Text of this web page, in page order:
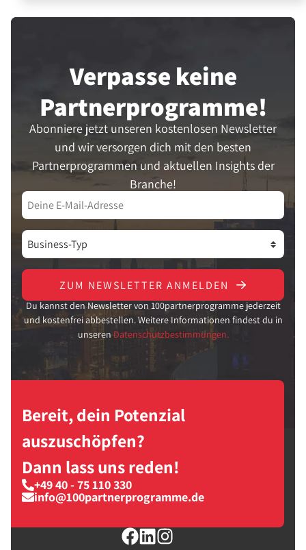
Verpasse keine
Partner­programme!
Abonniere jetzt unseren kostenlosen Newsletter
und wir versorgen dich mit den besten
Partnerprogrammen und aktuellen Insights der
Branche!
ZUM NEWSLETTER ANMELDEN
Du kannst den Newsletter von 100partnerprogramme jederzeit
und kostenfrei abbestellen. Weitere Informationen findest du in
unseren Datenschutzbestimmungen.
Bereit, dein Potenzial
auszuschöpfen?
Dann lass uns reden!
+49 40 - 75 110 330
info@100partnerprogramme.de